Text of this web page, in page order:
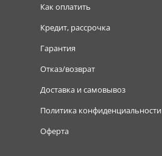
Как оплатить
Кредит, рассрочка
Гарантия
Отказ/возврат
Доставка и самовывоз
Политика конфиденциальности
Оферта